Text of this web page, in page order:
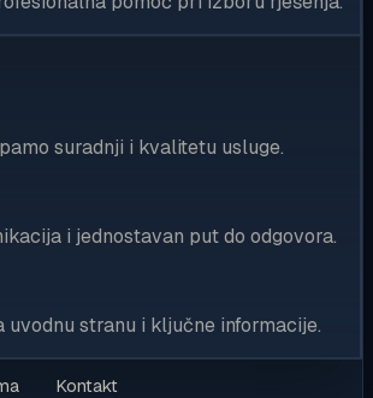
suradnji i kvalitetu usluge.
i jednostavan put do odgovora.
uvodnu stranu i ključne informacije.
Kontakt